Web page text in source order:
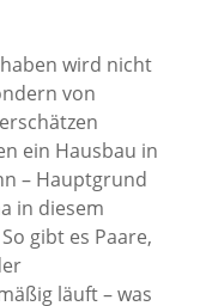
wird nicht
von
ein Hausbau in
– Hauptgrund
in diesem
gibt es Paare,
läuft – was